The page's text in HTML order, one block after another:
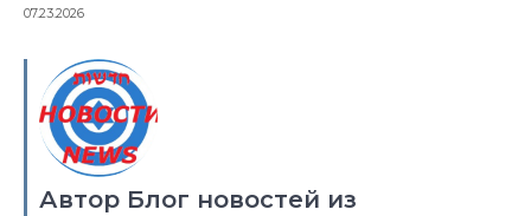
07.23.2026
Автор Блог новостей из